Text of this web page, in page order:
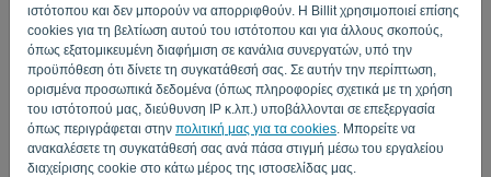
ιστότοπου και δεν μπορούν να απορριφθούν. Η Billit χρησιμοποιεί επίσης
cookies για τη βελτίωση αυτού του ιστότοπου και για άλλους σκοπούς,
όπως εξατομικευμένη διαφήμιση σε κανάλια συνεργατών, υπό την
προϋπόθεση ότι δίνετε τη συγκατάθεσή σας. Σε αυτήν την περίπτωση,
ορισμένα προσωπικά δεδομένα (όπως πληροφορίες σχετικά με τη χρήση
του ιστότοπού μας, διεύθυνση IP κ.λπ.) υποβάλλονται σε επεξεργασία
όπως περιγράφεται στην πολιτική μας για τα cookies . Μπορείτε να
ανακαλέσετε τη συγκατάθεσή σας ανά πάσα στιγμή μέσω του εργαλείου
διαχείρισης cookie στο κάτω μέρος της ιστοσελίδας μας.
Πολιτική Προστασίας Προσωπικών Δεδομένων-Όροι και Προϋποθέσεις